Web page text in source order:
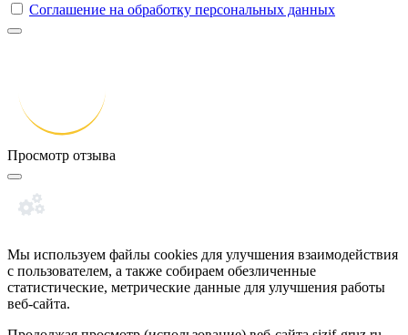
Соглашение на обработку персональных данных
Просмотр отзыва
Мы используем файлы cookies для улучшения взаимодействия
с пользователем, а также собираем обезличенные
статистические, метрические данные для улучшения работы
веб-сайта.